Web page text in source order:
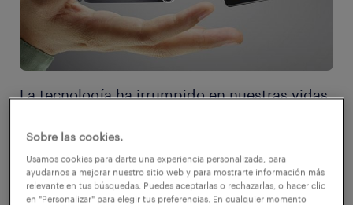
La tecnología ha irrumpido en nuestras vidas
posible agilizar gran parte de nuestras tareas
diarias, tanto en lo personal como en lo
profesional.
Sobre las cookies.
Usamos cookies para darte una experiencia personalizada, para
ayudarnos a mejorar nuestro sitio web y para mostrarte información más
relevante en tus búsquedas. Puedes aceptarlas o rechazarlas, o hacer clic
en "Personalizar" para elegir tus preferencias. En cualquier momento